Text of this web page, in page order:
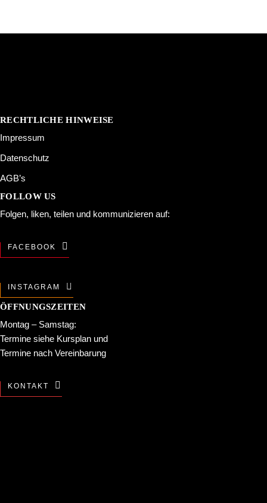
RECHTLICHE HINWEISE
Impressum
Datenschutz
AGB’s
FOLLOW US
Folgen, liken, teilen und kommunizieren auf:
FACEBOOK
INSTAGRAM
ÖFFNUNGSZEITEN
Montag – Samstag:
Termine siehe Kursplan und
Termine nach Vereinbarung
KONTAKT